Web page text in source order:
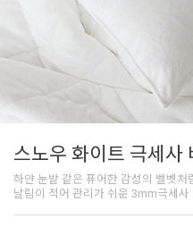
스노우 화이트 극세사
하얀 눈밭 같은 퓨어한 감성의 벨벳처
날림이 적어 관리가 쉬운 3mm극세사